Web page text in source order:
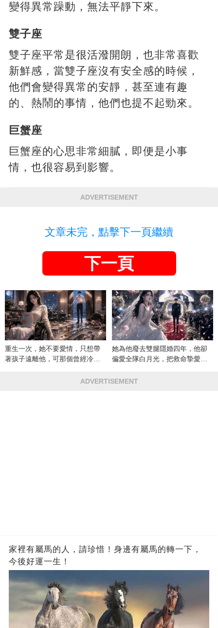
變得異常躁動，無法平靜下來。
雙子座
雙子座平常是很活潑開朗，也非常喜歡
新鮮感，當雙子座沒有安全感的時候，
他們會變得異常的安靜，甚至連有趣
的、熱鬧的事情，他們也提不起勁來。
巨蟹座
巨蟹座的心思非常細膩，即便是小事
情，也很容易到影響。
ADVERTISEMENT
文章未完，點擊下一頁繼續
下一頁
重生一次，她不要愛情，只想帶
著孩子遠離他，可那個曾經冷漠
她為他廢去雙腿隱婚四年，他卻
偏愛全隊白月光，把救命摯愛當
ADVERTISEMENT
家裡有屬馬的人，請珍惜！身邊有屬馬的轉一下，
今後好運一生！